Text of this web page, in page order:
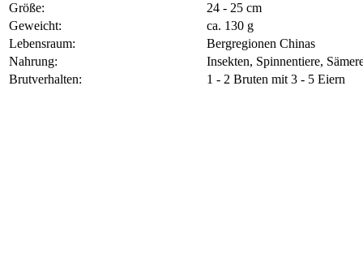
Größe:
24 - 25 cm
Geweicht:
ca. 130 g
Lebensraum:
Bergregionen Chinas
Nahrung:
Insekten, Spinnentiere,
Brutverhalten:
1 - 2 Bruten mit 3 - 5 Eiern